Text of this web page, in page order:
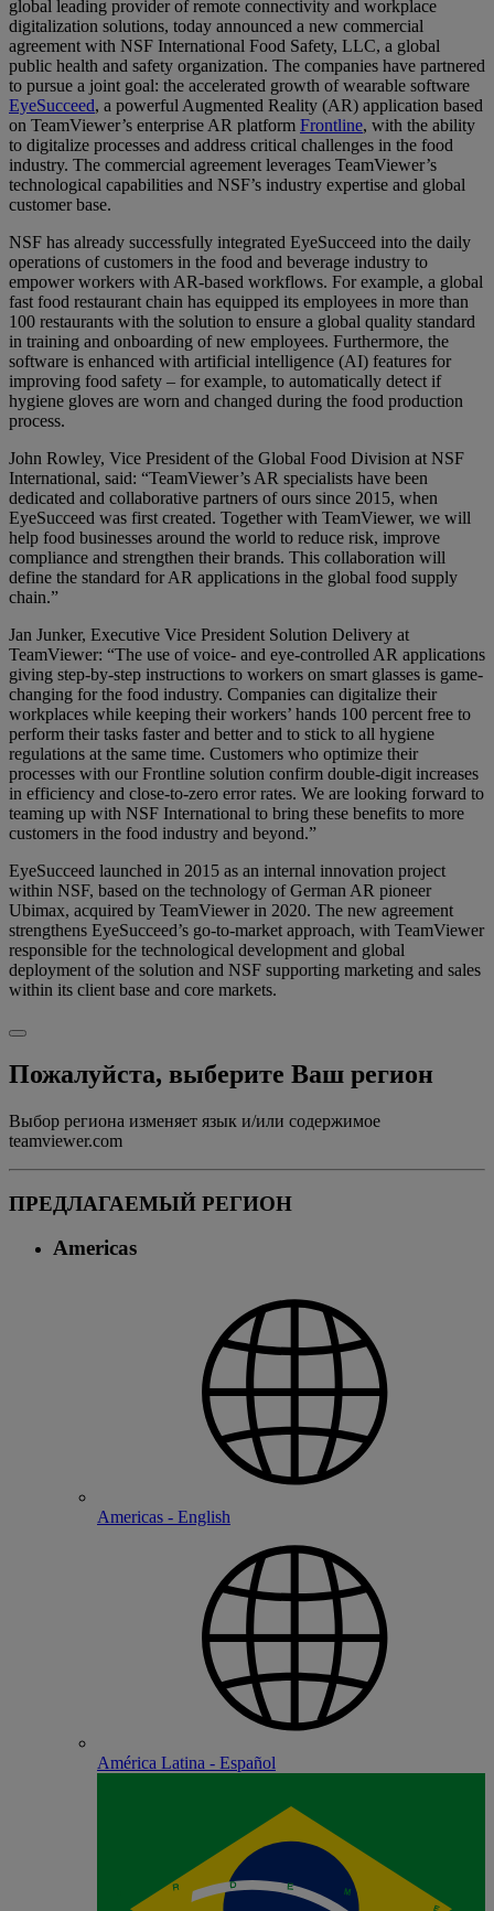
global leading provider of remote connectivity and workplace
digitalization solutions, today announced a new commercial
agreement with NSF International Food Safety, LLC, a global
public health and safety organization. The companies have partnered
to pursue a joint goal: the accelerated growth of wearable software
EyeSucceed, a powerful Augmented Reality (AR) application based
on TeamViewer’s enterprise AR platform Frontline, with the ability
to digitalize processes and address critical challenges in the food
industry. The commercial agreement leverages TeamViewer’s
technological capabilities and NSF’s industry expertise and global
customer base.
NSF has already successfully integrated EyeSucceed into the daily
operations of customers in the food and beverage industry to
empower workers with AR-based workflows. For example, a global
fast food restaurant chain has equipped its employees in more than
100 restaurants with the solution to ensure a global quality standard
in training and onboarding of new employees. Furthermore, the
software is enhanced with artificial intelligence (AI) features for
improving food safety – for example, to automatically detect if
hygiene gloves are worn and changed during the food production
process.
John Rowley, Vice President of the Global Food Division at NSF
International, said: “TeamViewer’s AR specialists have been
dedicated and collaborative partners of ours since 2015, when
EyeSucceed was first created. Together with TeamViewer, we will
help food businesses around the world to reduce risk, improve
compliance and strengthen their brands. This collaboration will
define the standard for AR applications in the global food supply
chain.”
Jan Junker, Executive Vice President Solution Delivery at
TeamViewer: “The use of voice- and eye-controlled AR applications
giving step-by-step instructions to workers on smart glasses is game-
changing for the food industry. Companies can digitalize their
workplaces while keeping their workers’ hands 100 percent free to
perform their tasks faster and better and to stick to all hygiene
regulations at the same time. Customers who optimize their
processes with our Frontline solution confirm double-digit increases
in efficiency and close-to-zero error rates. We are looking forward to
teaming up with NSF International to bring these benefits to more
customers in the food industry and beyond.”
EyeSucceed launched in 2015 as an internal innovation project
within NSF, based on the technology of German AR pioneer
Ubimax, acquired by TeamViewer in 2020. The new agreement
strengthens EyeSucceed’s go-to-market approach, with TeamViewer
responsible for the technological development and global
deployment of the solution and NSF supporting marketing and sales
within its client base and core markets.
Пожалуйста, выберите Ваш регион
Выбор региона изменяет язык и/или содержимое
teamviewer.com
ПРЕДЛАГАЕМЫЙ РЕГИОН
Americas
Americas - English
América Latina - Español